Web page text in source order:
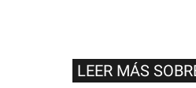
LEER MÁS